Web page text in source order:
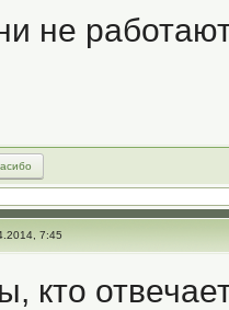
не
7:45
кто